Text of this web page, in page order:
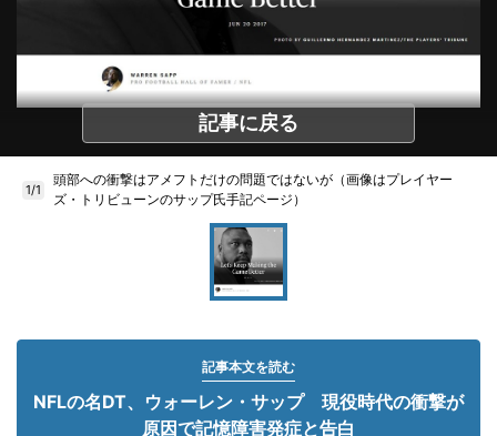
記事に戻る
1/1
頭部への衝撃はアメフトだけの問題ではないが（画像はプレイヤー
ズ・トリビューンのサップ氏手記ページ）
記事本文を読む
NFLの名DT、ウォーレン・サップ 現役時代の衝撃が
原因で記憶障害発症と告白